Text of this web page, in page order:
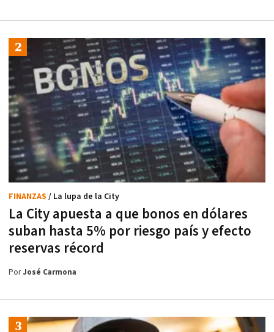
La City apuesta a que bonos en dólares
suban hasta 5% por riesgo país y efecto
reservas récord
FINANZAS / La lupa de la City
PorJosé Carmona